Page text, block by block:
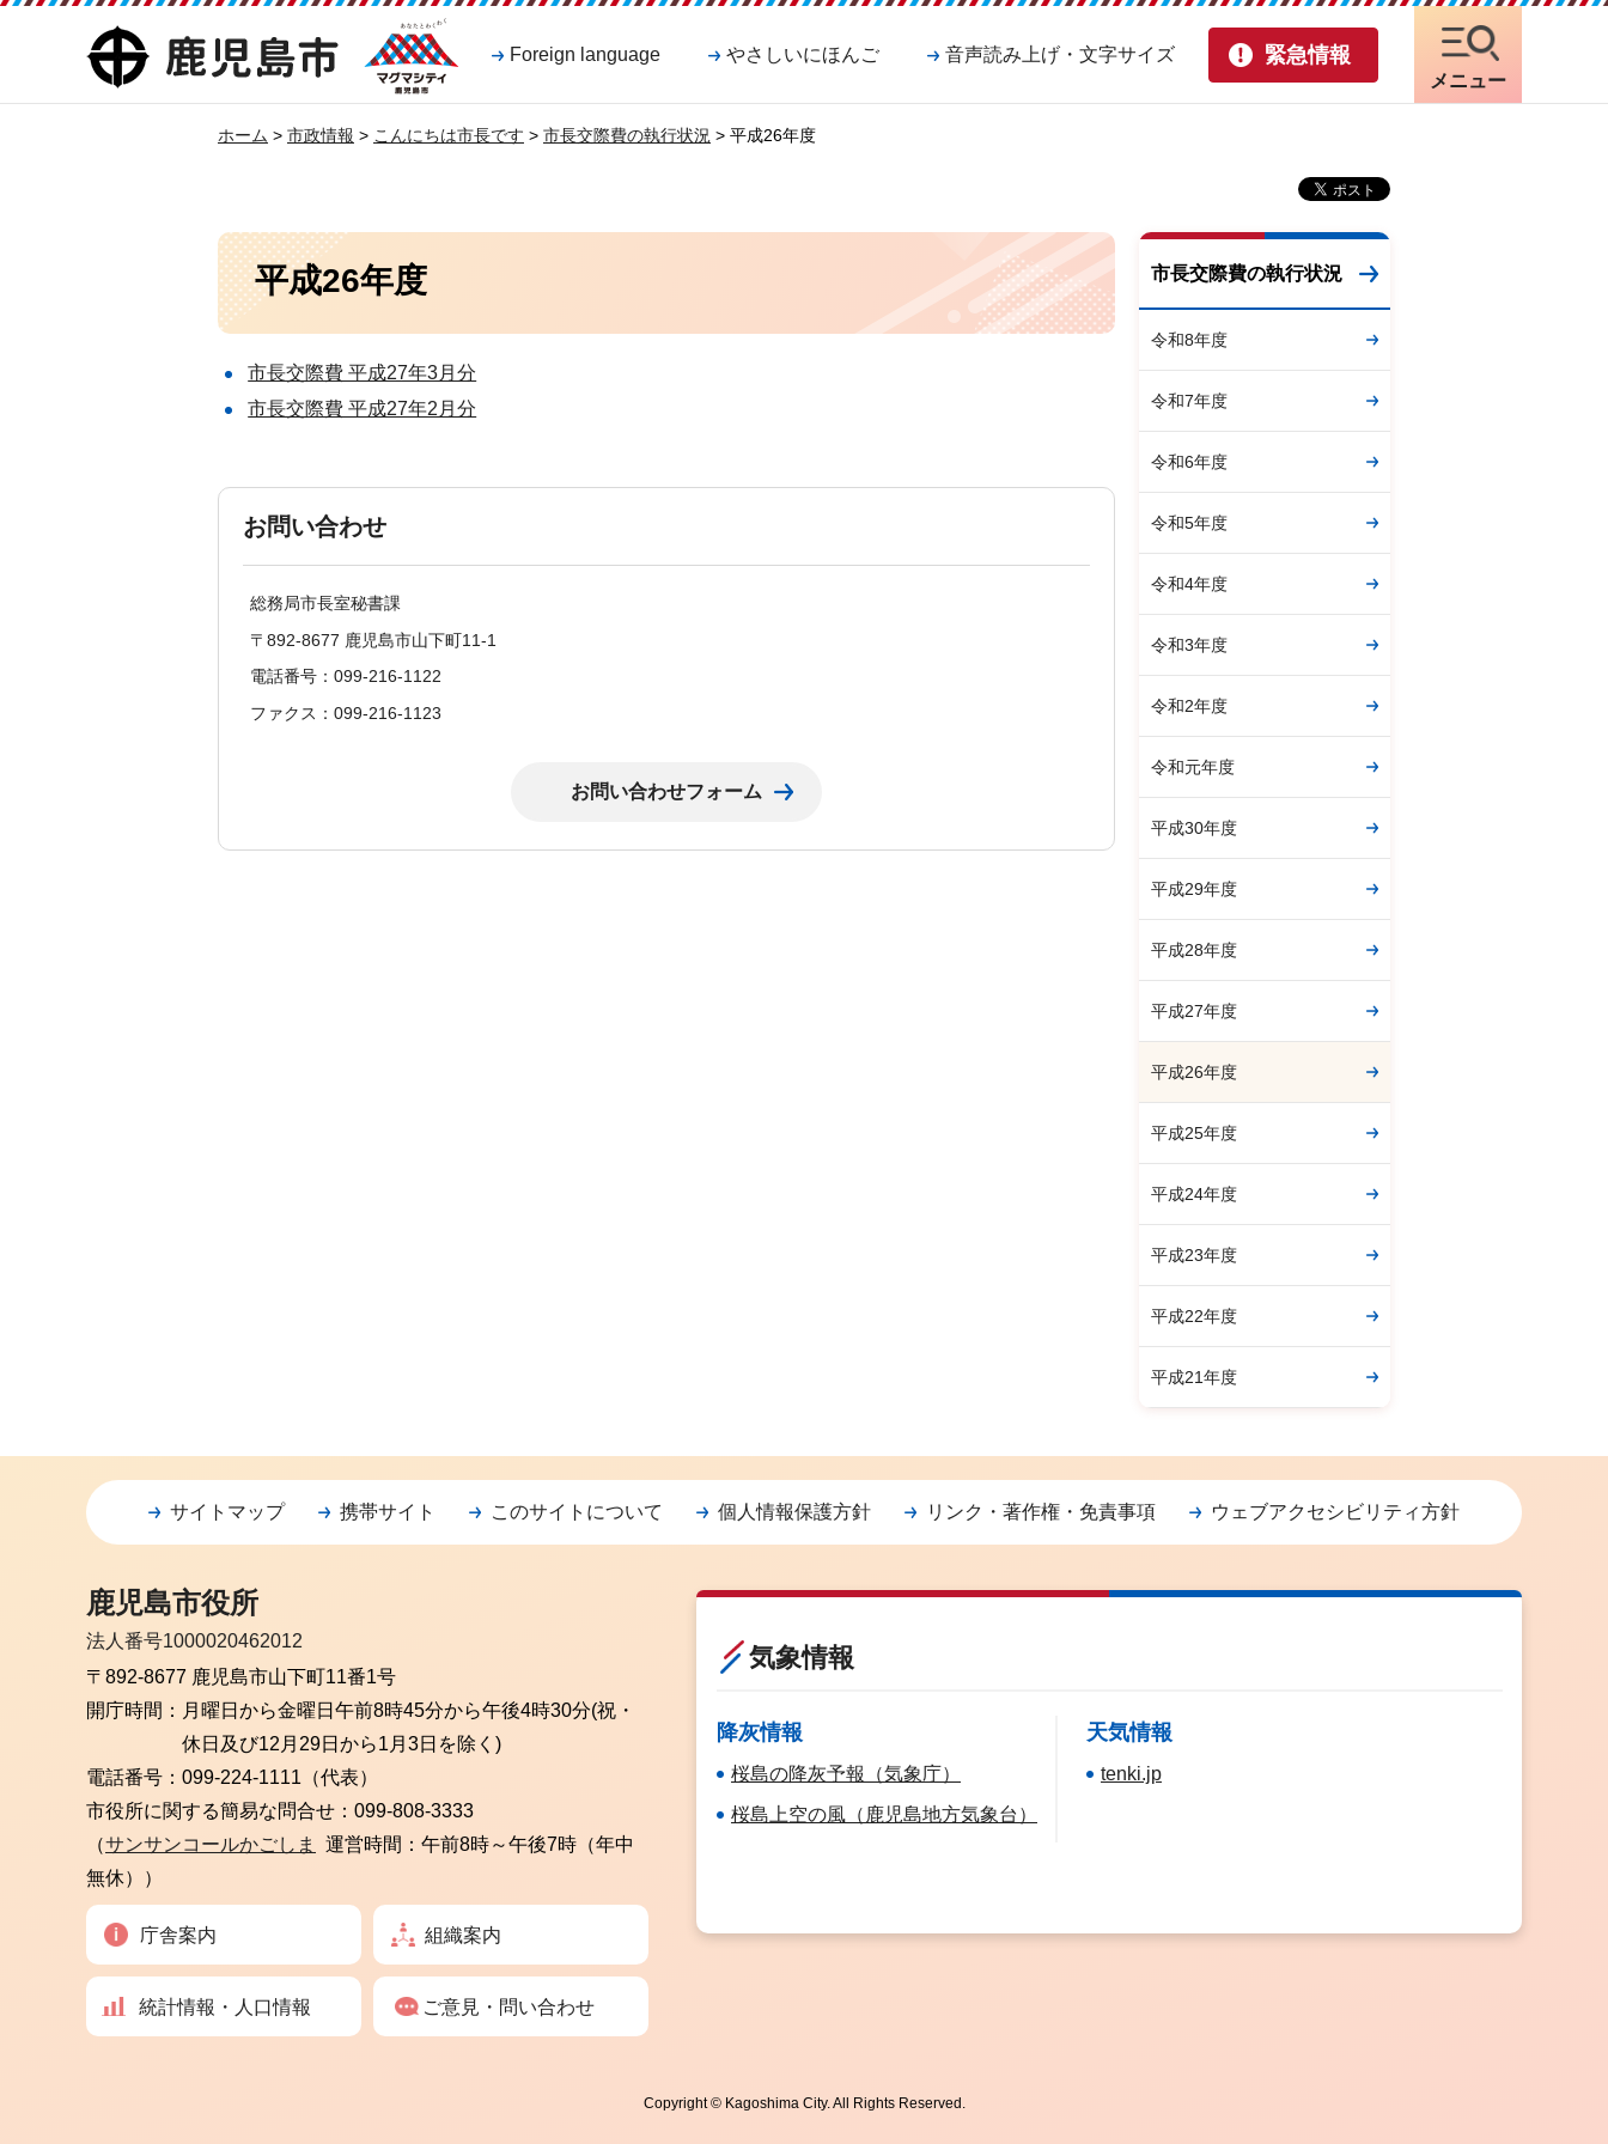
鹿児島市
マグマシティ
鹿児島市
Foreign language やさしいにほんご 音声読み上げ・文字サイズ 緊急情報
メニュー
ホーム > 市政情報 > こんにちは市長です > 市長交際費の執行状況 > 平成26年度
平成26年度
市長交際費 平成27年3月分
市長交際費 平成27年2月分
お問い合わせ
総務局市長室秘書課
〒892-8677 鹿児島市山下町11-1
電話番号：099-216-1122
ファクス：099-216-1123
市長交際費の執行状況
令和8年度
令和7年度
令和6年度
令和5年度
令和4年度
令和3年度
令和2年度
令和元年度
平成30年度
平成29年度
平成28年度
平成27年度
平成26年度
平成25年度
平成24年度
平成23年度
平成22年度
平成21年度
サイトマップ 携帯サイト このサイトについて 個人情報保護方針 リンク・著作権・免責事項 ウェブアクセシビリティ方針
鹿児島市役所
法人番号1000020462012
〒892-8677 鹿児島市山下町11番1号
開庁時間： 月曜日から金曜日 午前8時45分から午後4時30分(祝・
休日及び12月29日から1月3日を除く)
電話番号： 099-224-1111（代表）
市役所に関する簡易な問合せ： 099-808-3333
（サンサンコールかごしま
運営時間：午前8時～午後7時（年中
無休））
庁舎案内 組織案内
統計情報・人口情報 ご意見・問い合わせ
気象情報
降灰情報
桜島の降灰予報（気象庁）
桜島上空の風（鹿児島地方気象台）
天気情報
tenki.jp
Copyright © Kagoshima City. All Rights Reserved.